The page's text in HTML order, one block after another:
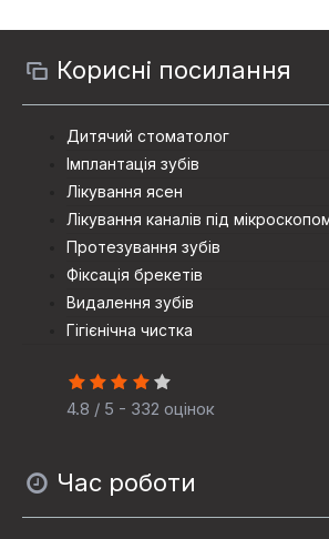
Корисні посилання
Дитячий стоматолог
Імплантація зубів
Лікування ясен
Лікування каналів під
Протезування зубiв
Фіксація брекетів
Видалення зубів
Гігієнічна чистка
4.8 / 5 - 332 оцінок
Час роботи